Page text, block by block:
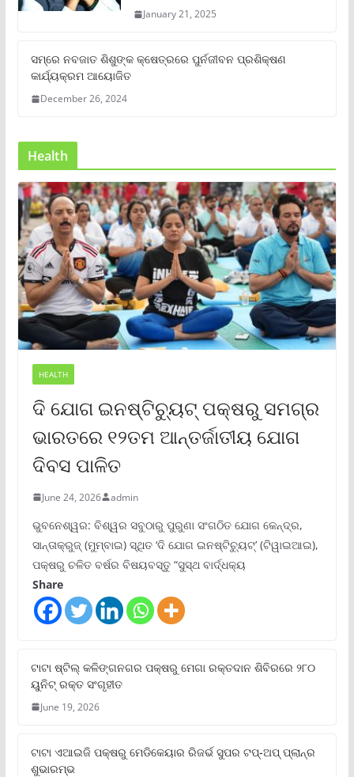
January 21, 2025
ସମ୍‌ରେ ନବଜାତ ଶିଶୁଙ୍କ କ୍ଷେତ୍ରରେ ପୁର୍ନଜୀବନ ପ୍ରଶିକ୍ଷଣ
କାର୍ଯ୍ୟକ୍ରମ ଆୟୋଜିତ
December 26, 2024
Health
HEALTH
ଦି ଯୋଗ ଇନଷ୍ଟିଚ୍ୟୁଟ୍ ପକ୍ଷରୁ ସମଗ୍ର
ଭାରତରେ ୧୨ତମ ଆନ୍ତର୍ଜାତୀୟ ଯୋଗ
ଦିବସ ପାଳିତ
June 24, 2026 admin
ଭୁବନେଶ୍ୱର: ବିଶ୍ୱର ସବୁଠାରୁ ପୁରୁଣା ସଂଗଠିତ ଯୋଗ କେନ୍ଦ୍ର,
ସାନ୍ତାକ୍ରୁଜ୍ (ମୁମ୍ବାଇ) ସ୍ଥିତ ‘ଦି ଯୋଗ ଇନଷ୍ଟିଚ୍ୟୁଟ୍‌’ (ଟିୱାଇଆଇ),
ପକ୍ଷରୁ ଚଳିତ ବର୍ଷର ବିଷୟବସ୍ତୁ “ସୁସ୍ଥ ବାର୍ଦ୍ଧକ୍ୟ
Share
ଟାଟା ଷ୍ଟିଲ୍‌ କଳିଙ୍ଗନଗର ପକ୍ଷରୁ ମେଗା ରକ୍ତଦାନ ଶିବିରରେ ୨୮୦
ୟୁନିଟ୍‌ ରକ୍ତ ସଂଗୃହୀତ
June 19, 2026
ଟାଟା ଏଆଇଜି ପକ୍ଷରୁ ମେଡିକେୟାର ରିଜର୍ଭ ସୁପର ଟପ୍‌-ଅପ୍ ପ୍ଲାନ୍‌ର
ଶୁଭାରମ୍ଭ